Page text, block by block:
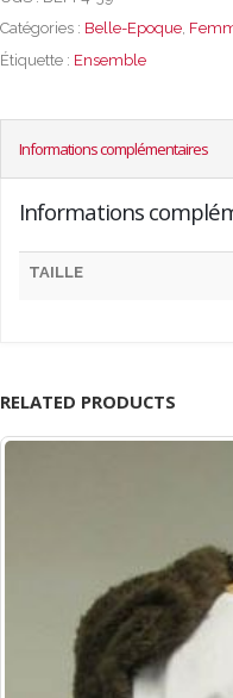
Catégories : Belle-Epoque,
Étiquette : Ensemble
Informations complémentaires
Informations
TAILLE
RELATED PRODUCTS